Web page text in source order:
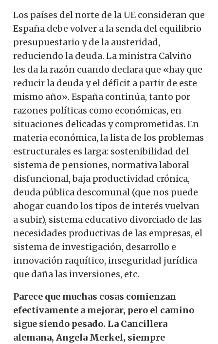
Los países del norte de la UE consideran que
España debe volver a la senda del equilibrio
presupuestario y de la austeridad,
reduciendo la deuda. La ministra Calviño
les da la razón cuando declara que «hay que
reducir la deuda y el déficit a partir de este
mismo año». España continúa, tanto por
razones políticas como económicas, en
situaciones delicadas y comprometidas. En
materia económica, la lista de los problemas
estructurales es larga: sostenibilidad del
sistema de pensiones, normativa laboral
disfuncional, baja productividad crónica,
deuda pública descomunal (que nos puede
ahogar cuando los tipos de interés vuelvan
a subir), sistema educativo divorciado de las
necesidades productivas de las empresas, el
sistema de investigación, desarrollo e
innovación raquítico, inseguridad jurídica
que daña las inversiones, etc.
Parece que muchas cosas comienzan
efectivamente a mejorar, pero el camino
sigue siendo pesado. La Cancillera
alemana, Angela Merkel, siempre